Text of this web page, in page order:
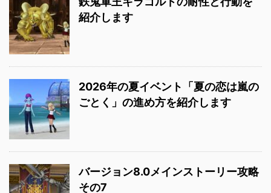
紹介します
2026年の夏イベント「夏の恋は嵐の
ごとく」の進め方を紹介します
バージョン8.0メインストーリー攻略
その7